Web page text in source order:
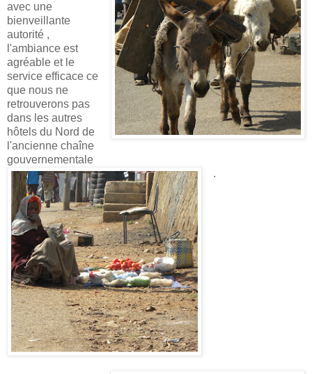
avec une
bienveillante
autorité ,
l'ambiance est
agréable et le
service efficace ce
que nous ne
retrouverons pas
dans les autres
hôtels du Nord de
l'ancienne chaîne
gouvernementale
.